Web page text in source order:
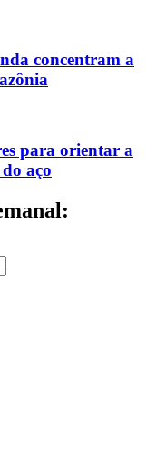
concentram a
para orientar a
aço